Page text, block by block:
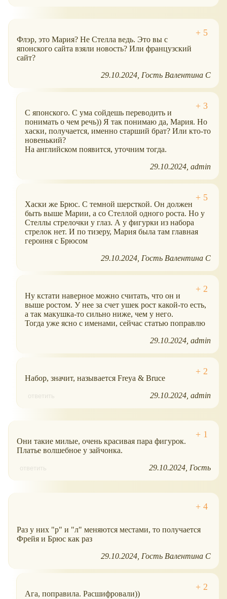
Флэр, это Мария? Не Стелла ведь. Это вы с
японского сайта взяли новость? Или французский
сайт?
29.10.2024 Гость Валентина С
С японского. С ума сойдешь переводить и
понимать о чем речь)) Я так понимаю да, Мария. Но
хаски, получается, именно старший брат? Или кто-то
новенький?
На английском появится, уточним тогда.
29.10.2024 admin
Хаски же Брюс. С темной шерсткой. Он должен
быть выше Марии, а со Стеллой одного роста. Но у
Стеллы стрелочки у глаз. А у фигурки из набора
стрелок нет. И по тизеру, Мария была там главная
героиня с Брюсом
29.10.2024 Гость Валентина С
Ну кстати наверное можно считать, что он и
выше ростом. У нее за счет ушек рост какой-то есть,
а так макушка-то сильно ниже, чем у него.
Тогда уже ясно с именами, сейчас статью поправлю
29.10.2024 admin
Набор, значит, называется Freya & Bruce
ответить 29.10.2024 admin
Они такие милые, очень красивая пара фигурок.
Платье волшебное у зайчонка.
ответить 29.10.2024 Гость
Раз у них "р" и "л" меняются местами, то получается
Фрейя и Брюс как раз
29.10.2024 Гость Валентина С
Ага, поправила. Расшифровали))